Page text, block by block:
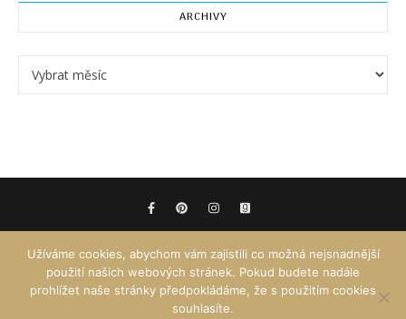
ARCHIVY
Užíváme cookies, abychom vám zajistili co možná nejsnadnější
použití našich webových stránek. Pokud budete nadále
prohlížet naše stránky předpokládáme, že s použitím cookies
souhlasíte.